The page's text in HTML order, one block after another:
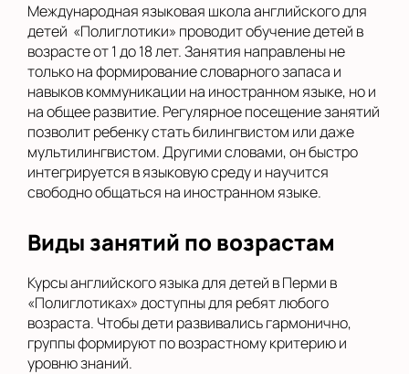
Международная языковая школа английского для
детей «Полиглотики» проводит обучение детей в
возрасте от 1 до 18 лет. Занятия направлены не
только на формирование словарного запаса и
навыков коммуникации на иностранном языке, но и
на общее развитие. Регулярное посещение занятий
позволит ребенку стать билингвистом или даже
мультилингвистом. Другими словами, он быстро
интегрируется в языковую среду и научится
свободно общаться на иностранном языке.
Виды занятий по возрастам
Курсы английского языка для детей в Перми в
«Полиглотиках» доступны для ребят любого
возраста. Чтобы дети развивались гармонично,
группы формируют по возрастному критерию и
уровню знаний.